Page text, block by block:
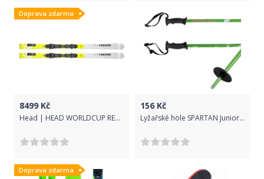
Doprava zdarma
8499 Kč
Head | HEAD WORLDCUP REBELS i.GS RD TEAM + FREEFLEX 11 2021/22 | 152 Cm | | 2020/21 | Chlapci/Dívky
156 Kč
Lyžařské hole SPARTAN Junior - 85 cm
Doprava zdarma